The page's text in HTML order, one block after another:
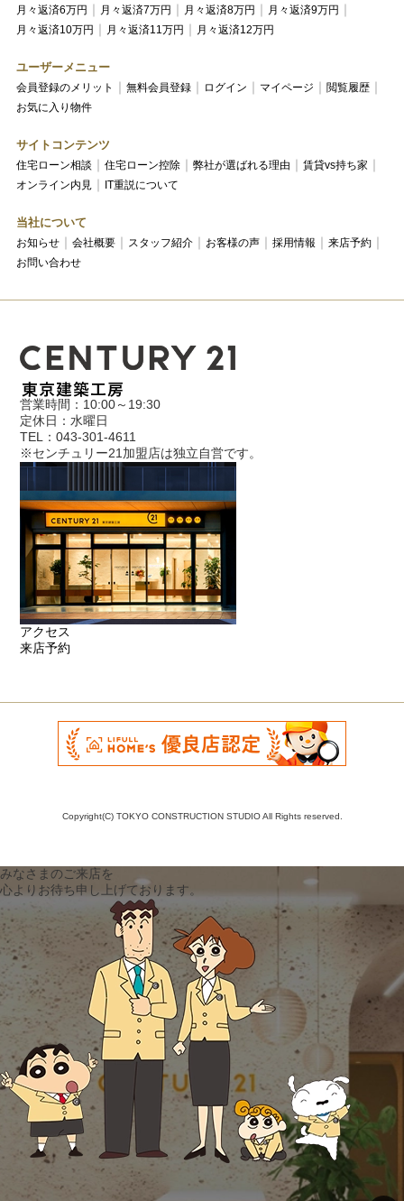
月々返済6万円 月々返済7万円 月々返済8万円
月々返済9万円
月々返済10万円
月々返済11万円 月々返済12万円
ユーザーメニュー
会員登録のメリット 無料会員登録 ログイン マイページ
閲覧履歴
お気に入り物件
サイトコンテンツ
住宅ローン相談 住宅ローン控除 弊社が選ばれる理由
賃貸vs持ち家
オンライン内見
IT重説について
当社について
お知らせ 会社概要 スタッフ紹介 お客様の声 採用情報
来店予約
お問い合わせ
営業時間：10:00～19:30
定休日：水曜日
TEL：043-301-4611
※センチュリー21加盟店は独立自営です。
アクセス
来店予約
Copyright(C) TOKYO CONSTRUCTION STUDIO All Rights reserved.
みなさまのご来店を
心よりお待ち申し上げております。